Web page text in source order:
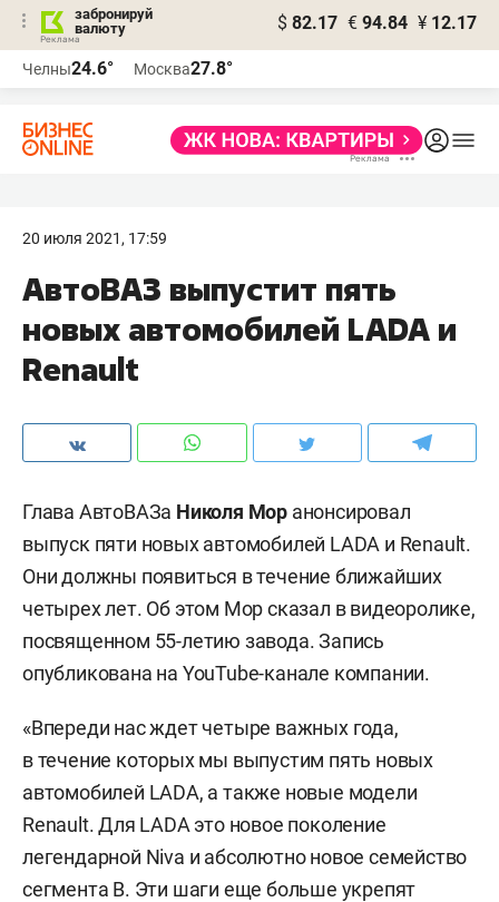
забронируй
валюту
$ 82.17 € 94.84 ¥ 12.17
Челны24.6° Москва27.8°
20 июля 2021, 17:59
АвтоВАЗ выпустит пять
новых автомобилей LADA и
Renault
Глава АвтоВАЗа Николя Мор анонсировал
выпуск пяти новых автомобилей LADA и Renault.
Они должны появиться в течение ближайших
четырех лет. Об этом Мор сказал в видеоролике,
посвященном 55-летию завода. Запись
опубликована на YouTube-канале компании.
«Впереди нас ждет четыре важных года,
в течение которых мы выпустим пять новых
автомобилей LADA, а также новые модели
Renault. Для LADA это новое поколение
легендарной Niva и абсолютно новое семейство
сегмента B. Эти шаги еще больше укрепят